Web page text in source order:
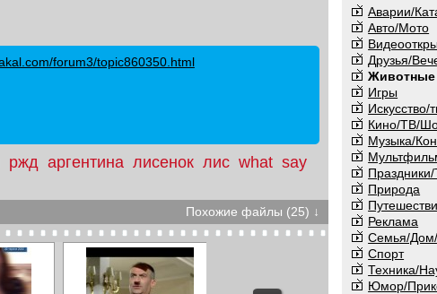
forum3/topic860350.html
ржд аргентина лисенок лис what say
Похожие файлы (25) ↓
Аварии/
Авто/Мото
Друзья/
Животные
Игры
Искусство/
Кино/ТВ/
Музыка/
Природа
Реклама
Семья/
Спорт
Техника/
Юмор/